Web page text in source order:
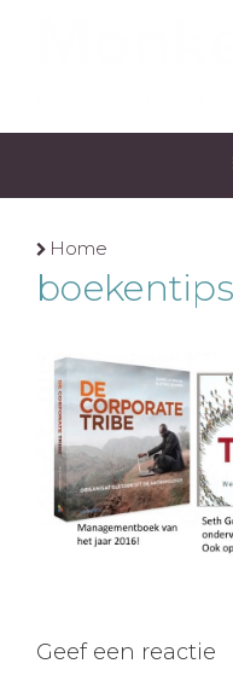
Home
Geef een reactie